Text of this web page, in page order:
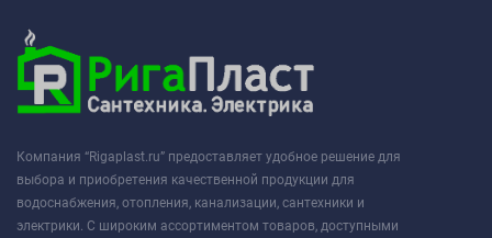
Компания “Rigaplast.ru” предоставляет удобное решение для
выбора и приобретения качественной продукции для
водоснабжения, отопления, канализации, сантехники и
электрики. С широким ассортиментом товаров, доступными